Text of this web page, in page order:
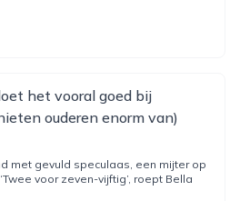
het vooral goed bij
ouderen enorm van)
met gevuld speculaas, een mijter op
voor zeven-vijftig’, roept Bella